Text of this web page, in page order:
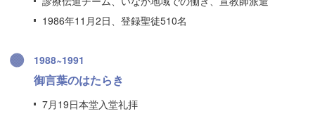
1986年11月2日、登録聖徒510名
1988~1991
御言葉のはたらき
7月19日本堂入堂礼拝